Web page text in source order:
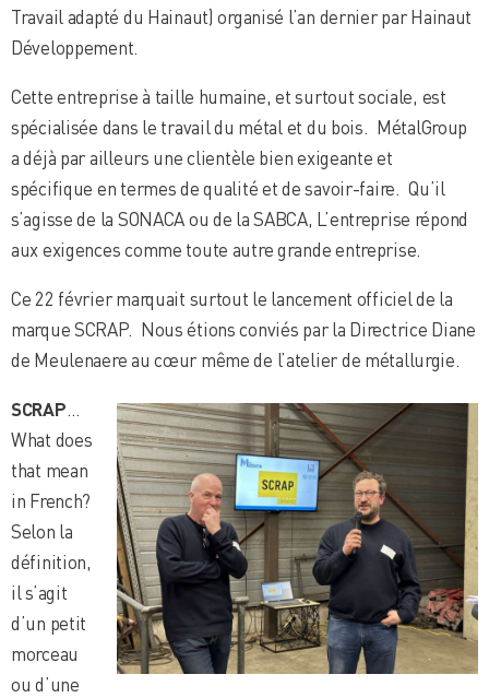
Travail adapté du Hainaut) organisé l’an dernier par Hainaut
Développement.
Cette entreprise à taille humaine, et surtout sociale, est
spécialisée dans le travail du métal et du bois. MétalGroup
a déjà par ailleurs une clientèle bien exigeante et
spécifique en termes de qualité et de savoir-faire. Qu’il
s’agisse de la SONACA ou de la SABCA, L’entreprise répond
aux exigences comme toute autre grande entreprise.
Ce 22 février marquait surtout le lancement officiel de la
marque SCRAP. Nous étions conviés par la Directrice Diane
de Meulenaere au cœur même de l’atelier de métallurgie.
SCRAP…
What does
that mean
in French?
Selon la
définition,
il s’agit
d’un petit
morceau
ou d’une